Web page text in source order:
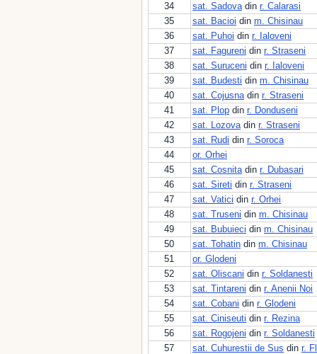
34
sat. Sadovadin r. Calarasi
35
sat. Bacioi din m. Chisinau
36
sat. Puhoi din r. Ialoveni
37
sat. Fagureni din r. Straseni
38
sat. Suruceni din r. Ialoveni
39
sat. Budesti din m. Chisinau
40
sat. Cojusnadin r. Straseni
41
sat. Plop din r. Donduseni
42
sat. Lozovadin r. Straseni
43
sat. Rudi din r. Soroca
44
or. Orhei
45
sat. Cosnitadin r. Dubasari
46
sat. Sireti din r. Straseni
47
sat. Vatici din r. Orhei
48
sat. Truseni din m. Chisinau
49
sat. Bubuieci din m. Chisinau
50
sat. Tohatin din m. Chisinau
51
or. Glodeni
52
sat. Oliscani din r. Soldanesti
53
sat. Tintareni din r. Anenii Noi
54
sat. Cobani din r. Glodeni
55
sat. Ciniseuti din r. Rezina
56
sat. Rogojeni din r. Soldanesti
57
sat. Cuhurestii de Sus din r.